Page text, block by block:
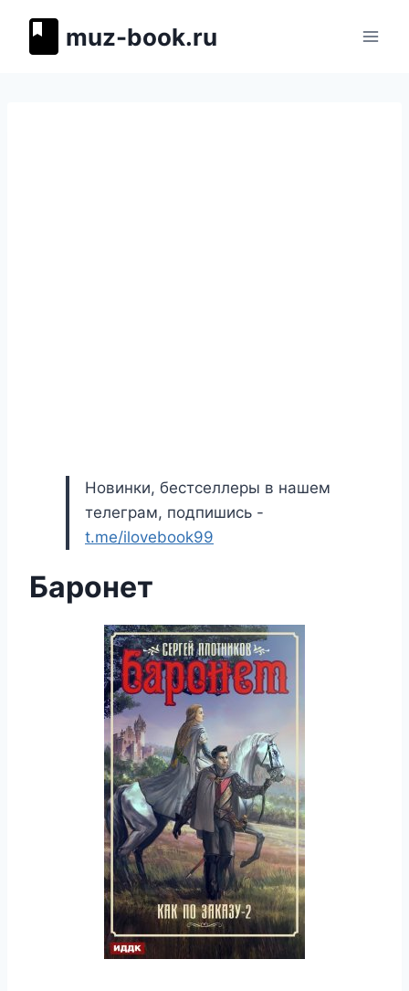
muz-book.ru
Новинки, бестселлеры в нашем
телеграм, подпишись -
t.me/ilovebook99
Баронет